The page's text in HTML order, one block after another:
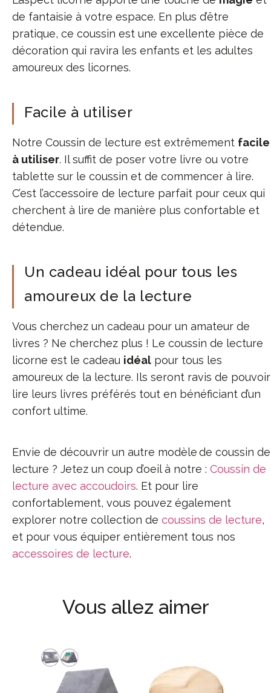
de fantaisie à votre espace. En plus d’être
pratique, ce coussin est une excellente pièce de
décoration qui ravira les enfants et les adultes
amoureux des licornes.
Facile à utiliser
Notre Coussin de lecture est extrêmement facile
à utiliser. Il suffit de poser votre livre ou votre
tablette sur le coussin et de commencer à lire.
C’est l’accessoire de lecture parfait pour ceux qui
cherchent à lire de manière plus confortable et
détendue.
Un cadeau idéal pour tous les
amoureux de la lecture
Vous cherchez un cadeau pour un amateur de
livres ? Ne cherchez plus ! Le coussin de lecture
licorne est le cadeau idéal pour tous les
amoureux de la lecture. Ils seront ravis de pouvoir
lire leurs livres préférés tout en bénéficiant d’un
confort ultime.
Envie de découvrir un autre modèle de coussin de
lecture ? Jetez un coup d’oeil à notre : Coussin de
lecture avec accoudoirs. Et pour lire
confortablement, vous pouvez également
explorer notre collection de coussins de lecture,
et pour vous équiper entièrement tous nos
accessoires de lecture.
Vous allez aimer